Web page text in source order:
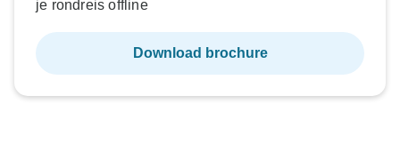
je rondreis offline
Download brochure